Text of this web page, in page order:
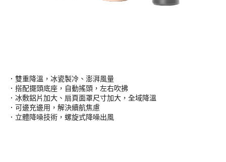
．雙重降溫，冰瓷製冷、澎湃風量
．搭配擺頭底座，自動搖頭，左右吹拂
．冰敷鋁片加大、扇頁面罩尺寸加大，全域降溫
．可邊充邊用，解決續航焦慮
．立體降噪技術，螺旋式降噪出風